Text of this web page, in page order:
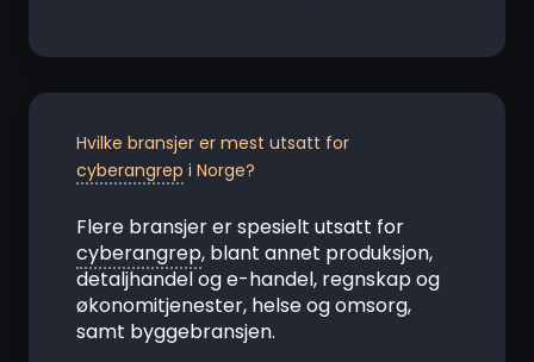
Hvilke bransjer er mest utsatt for
cyberangrep i Norge?
Flere bransjer er spesielt utsatt for
cyberangrep, blant annet produksjon,
detaljhandel og e-handel, regnskap og
økonomitjenester, helse og omsorg,
samt byggebransjen.